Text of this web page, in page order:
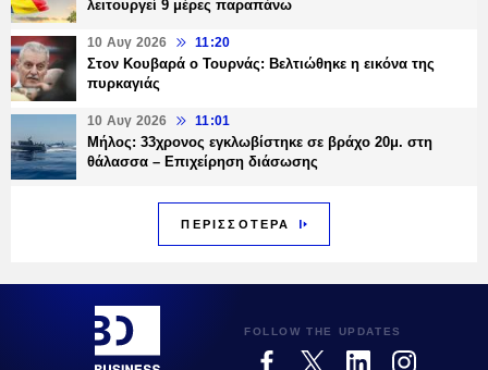
λειτουργεί 9 μέρες παραπάνω
10 Αυγ 2026 11:20
Στον Κουβαρά ο Τουρνάς: Βελτιώθηκε η εικόνα της
πυρκαγιάς
10 Αυγ 2026 11:01
Μήλος: 33χρονος εγκλωβίστηκε σε βράχο 20μ. στη
θάλασσα – Επιχείρηση διάσωσης
ΠΕΡΙΣΣΟΤΕΡΑ
FOLLOW THE UPDATES